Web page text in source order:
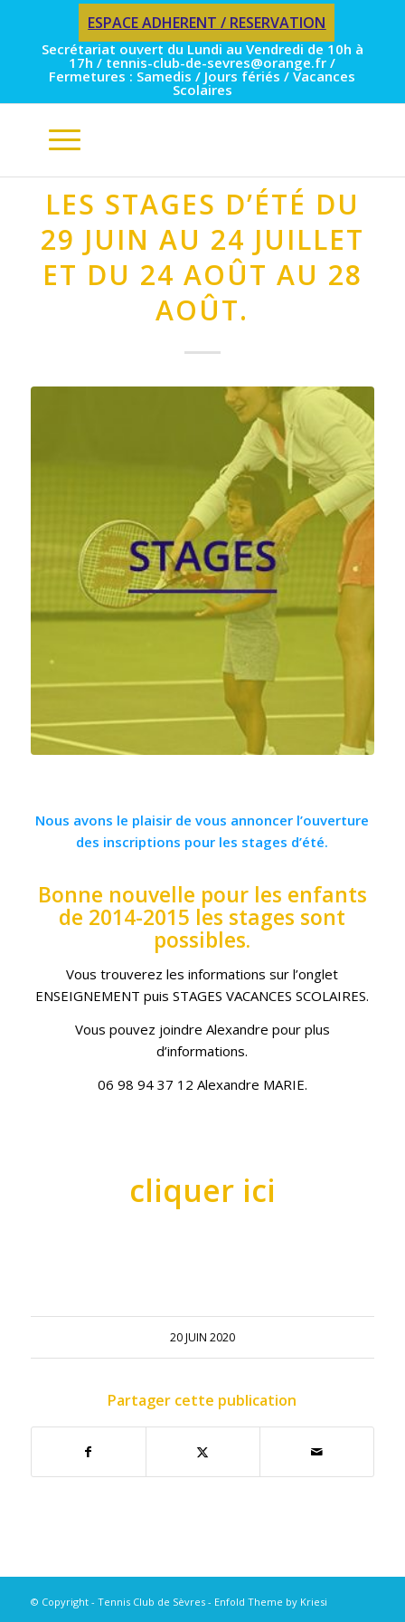
ESPACE ADHERENT / RESERVATION
Secrétariat ouvert du Lundi au Vendredi de 10h à
17h / tennis-club-de-sevres@orange.fr /
Fermetures : Samedis / Jours fériés / Vacances
Scolaires
LES STAGES D’ÉTÉ DU
29 JUIN AU 24 JUILLET
ET DU 24 AOÛT AU 28
AOÛT.
Nous avons le plaisir de vous annoncer l’ouverture
des inscriptions pour les stages d’été.
Bonne nouvelle pour les enfants
de 2014-2015 les stages sont
possibles.
Vous trouverez les informations sur l’onglet
ENSEIGNEMENT puis STAGES VACANCES SCOLAIRES.
Vous pouvez joindre Alexandre pour plus
d’informations.
06 98 94 37 12 Alexandre MARIE.
cliquer ici
20 JUIN 2020
Partager cette publication
© Copyright - Tennis Club de Sèvres - Enfold Theme by Kriesi